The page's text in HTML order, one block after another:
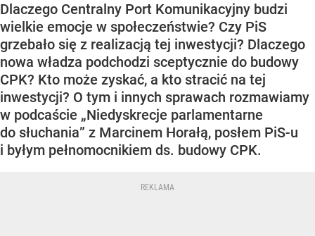
Dlaczego Centralny Port Komunikacyjny budzi
wielkie emocje w społeczeństwie? Czy PiS
grzebało się z realizacją tej inwestycji? Dlaczego
nowa władza podchodzi sceptycznie do budowy
CPK? Kto może zyskać, a kto stracić na tej
inwestycji? O tym i innych sprawach rozmawiamy
w podcaście „Niedyskrecje parlamentarne
do słuchania” z Marcinem Horałą, posłem PiS-u
i byłym pełnomocnikiem ds. budowy CPK.